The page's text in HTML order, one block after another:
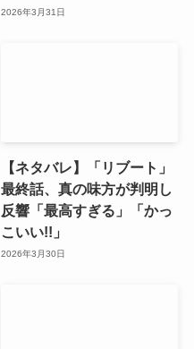
2026年3月31日
【ネタバレ】「リブート」
最終話、真の味方が判明し
反響「最高すぎる」「かっ
こいい!!」
2026年3月30日